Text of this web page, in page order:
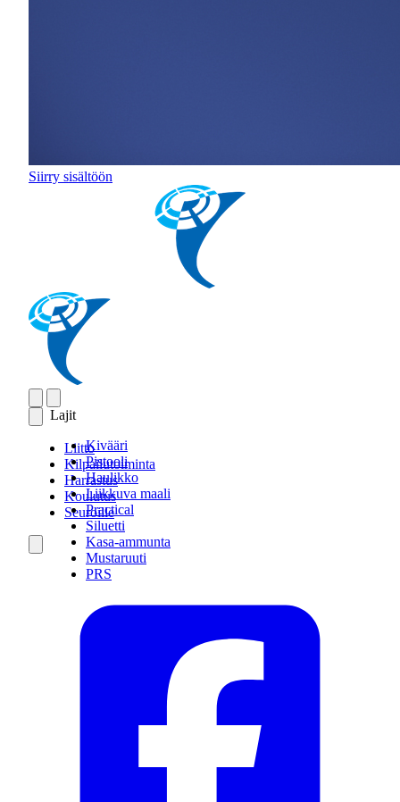
Siirry sisältöön
Lajit
Kivääri
Pistooli
Haulikko
Liikkuva maali
Practical
Siluetti
Kasa-ammunta
Mustaruuti
PRS
Liitto
Kilpailutoiminta
Harrastus
Koulutus
Seuroille